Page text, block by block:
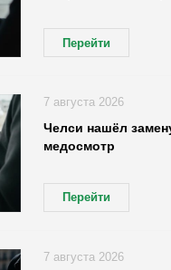
Перейти
Челси нашёл
медосмотр
Перейти
7 августа 2026
7 августа 2026